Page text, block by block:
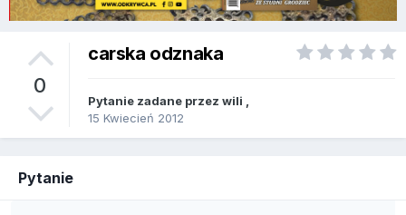
0
carska odznaka
Pytanie zadane przez wili
15 Kwiecień 2012
Pytanie